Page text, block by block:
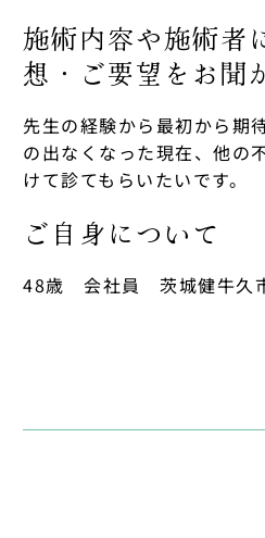
施術内容や施術者
想・ご要望をお聞
先生の経験から最初から期
の出なくなった現在、他の
けて診てもらいたいです。
ご自身について
48歳 会社員 茨城健牛久